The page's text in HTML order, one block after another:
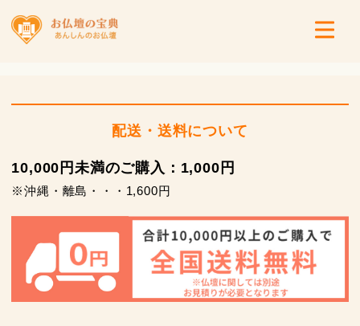
配送・送料について
10,000円未満のご購入：1,000円
※沖縄・離島・・・1,600円